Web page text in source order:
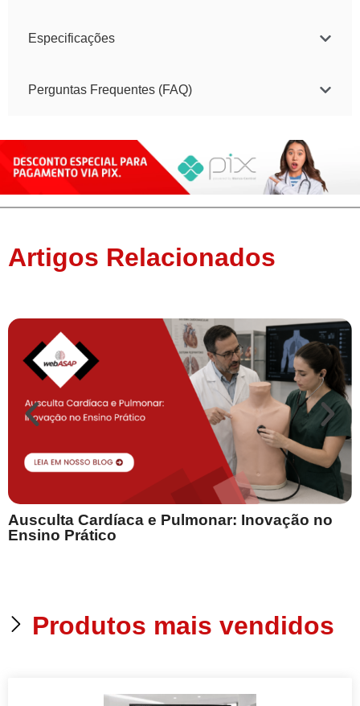
Especificações
Perguntas Frequentes (FAQ)
Artigos Relacionados
Ausculta Cardíaca e Pulmonar: Inovação no
Ensino Prático
Produtos mais vendidos